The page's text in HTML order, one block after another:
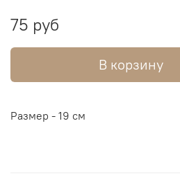
75 руб
В корзину
Размер - 19 см